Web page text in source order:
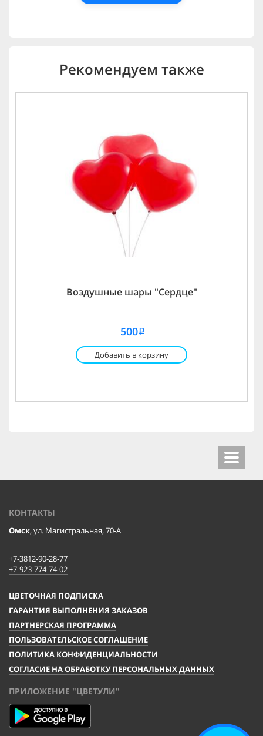
Рекомендуем также
Воздушные шары "Сердце"
500i
Добавить в корзину
Toggle
КОНТАКТЫ
Омск, ул. Магистральная, 70-А
+7-3812-90-28-77
+7-923-774-74-02
ЦВЕТОЧНАЯ ПОДПИСКА
ГАРАНТИЯ ВЫПОЛНЕНИЯ ЗАКАЗОВ
ПАРТНЕРСКАЯ ПРОГРАММА
ПОЛЬЗОВАТЕЛЬСКОЕ СОГЛАШЕНИЕ
ПОЛИТИКА КОНФИДЕНЦИАЛЬНОСТИ
СОГЛАСИЕ НА ОБРАБОТКУ ПЕРСОНАЛЬНЫХ ДАННЫХ
ПРИЛОЖЕНИЕ "ЦВЕТУЛИ"